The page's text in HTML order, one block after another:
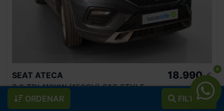
ORDENAR FILTROS
SEAT ATECA
2.0 TDI 110KW (150CV) S&S STYLE
143.330 km
18.990 €
226
€/mes